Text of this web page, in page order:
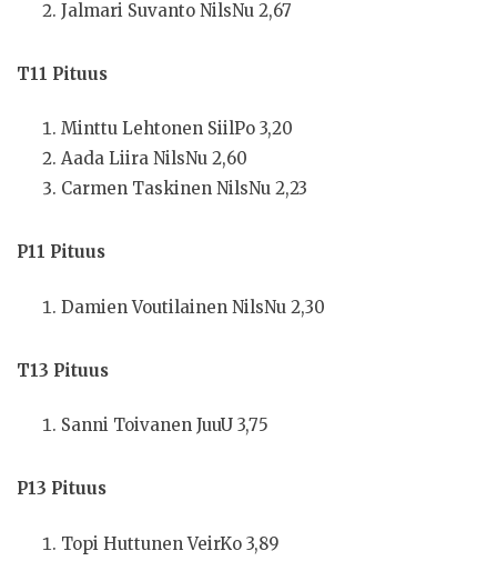
Jalmari Suvanto NilsNu 2,67
T11 Pituus
Minttu Lehtonen SiilPo 3,20
Aada Liira NilsNu 2,60
Carmen Taskinen NilsNu 2,23
P11 Pituus
Damien Voutilainen NilsNu 2,30
T13 Pituus
Sanni Toivanen JuuU 3,75
P13 Pituus
Topi Huttunen VeirKo 3,89